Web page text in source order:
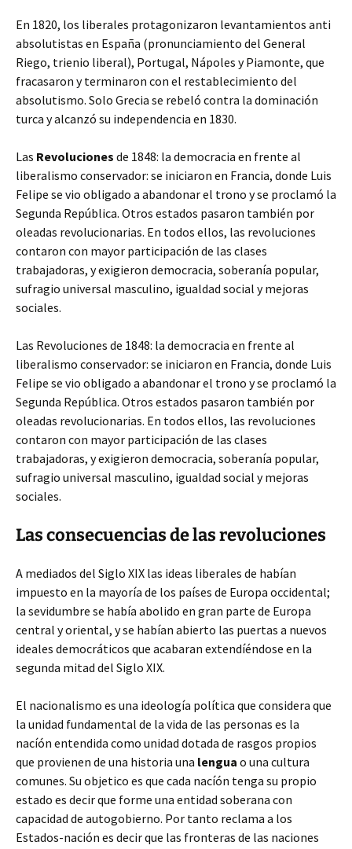
En 1820, los liberales protagonizaron levantamientos anti
absolutistas en España (pronunciamiento del General
Riego, trienio liberal), Portugal, Nápoles y Piamonte, que
fracasaron y terminaron con el restablecimiento del
absolutismo. Solo Grecia se rebeló contra la dominación
turca y alcanzó su independencia en 1830.
Las Revoluciones de 1848: la democracia en frente al
liberalismo conservador: se iniciaron en Francia, donde Luis
Felipe se vio obligado a abandonar el trono y se proclamó la
Segunda República. Otros estados pasaron también por
oleadas revolucionarias. En todos ellos, las revoluciones
contaron con mayor participación de las clases
trabajadoras, y exigieron democracia, soberanía popular,
sufragio universal masculino, igualdad social y mejoras
sociales.
Las Revoluciones de 1848: la democracia en frente al
liberalismo conservador: se iniciaron en Francia, donde Luis
Felipe se vio obligado a abandonar el trono y se proclamó la
Segunda República. Otros estados pasaron también por
oleadas revolucionarias. En todos ellos, las revoluciones
contaron con mayor participación de las clases
trabajadoras, y exigieron democracia, soberanía popular,
sufragio universal masculino, igualdad social y mejoras
sociales.
Las consecuencias de las revoluciones
A mediados del Siglo XIX las ideas liberales de habían
impuesto en la mayoría de los países de Europa occidental;
la sevidumbre se había abolido en gran parte de Europa
central y oriental, y se habían abierto las puertas a nuevos
ideales democráticos que acabaran extendíéndose en la
segunda mitad del Siglo XIX.
El nacionalismo es una ideología política que considera que
la unidad fundamental de la vida de las personas es la
nacíón entendida como unidad dotada de rasgos propios
que provienen de una historia una lengua o una cultura
comunes. Su objetico es que cada nacíón tenga su propio
estado es decir que forme una entidad soberana con
capacidad de autogobierno. Por tanto reclama a los
Estados-nación es decir que las fronteras de las naciones